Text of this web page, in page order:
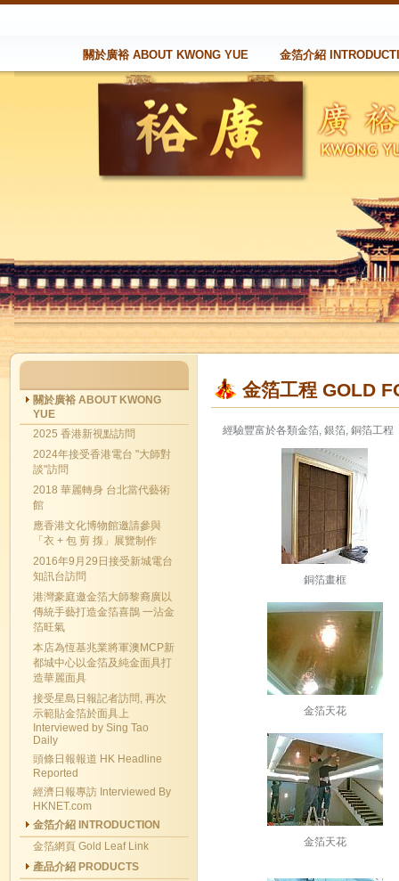
關於廣裕 ABOUT KWONG YUE 金箔介紹
關於廣裕 ABOUT KWONG
YUE
2025 香港新視點訪問
2024年接受香港電台 "大師對
談"訪問
2018 華麗轉身 台北當代藝術
館
應香港文化博物館邀請參與
「衣 + 包 剪 揼」展覽制作
2016年9月29日接受新城電台
知訊台訪問
港灣豪庭邀金箔大師黎裔廣以
傳統手藝打造金箔喜鵲 一沾金
箔旺氣
本店為恆基兆業將軍澳MCP新
都城中心以金箔及純金面具打
造華麗面具
接受星島日報記者訪問, 再次
示範貼金箔於面具上
Interviewed by Sing Tao
Daily
頭條日報報道 HK Headline
Reported
經濟日報專訪 Interviewed By
HKNET.com
金箔介紹 INTRODUCTION
金箔網頁 Gold Leaf Link
產品介紹 PRODUCTS
金箔工程 GOLD
經驗豐富於各類金箔, 銀箔, 銅箔工程
銅箔畫框
金箔天花
金箔天花